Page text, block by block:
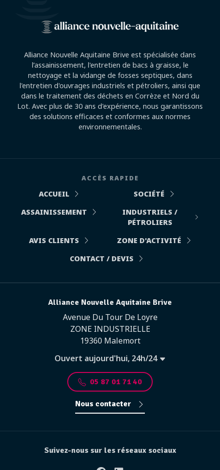
Alliance Nouvelle Aquitaine Brive est spécialisée dans
l’assainissement, l'entretien de bacs à graisse, le
nettoyage et la vidange de fosses septiques, dans
l'entretien d'ouvrages industriels et pétroliers, ainsi que
dans le traitement des déchets en Corrèze et Nord du
Lot. Avec plus de 30 ans d'expérience, nous garantissons
des solutions efficaces et conformes aux normes
environnementales.
ACCÈS RAPIDE
ACCUEIL
SOCIÉTÉ
ASSAINISSEMENT
INDUSTRIELS /
PÉTROLIERS
AVIS CLIENTS
ZONE D'ACTIVITÉ
CONTACT / DEVIS
Alliance Nouvelle Aquitaine Brive
Avenue Du Tour De Loyre
ZONE INDUSTRIELLE
19360 Malemort
Ouvert aujourd'hui, 24h/24
05 87 01 71 40
Nous contacter
Suivez-nous sur les réseaux sociaux